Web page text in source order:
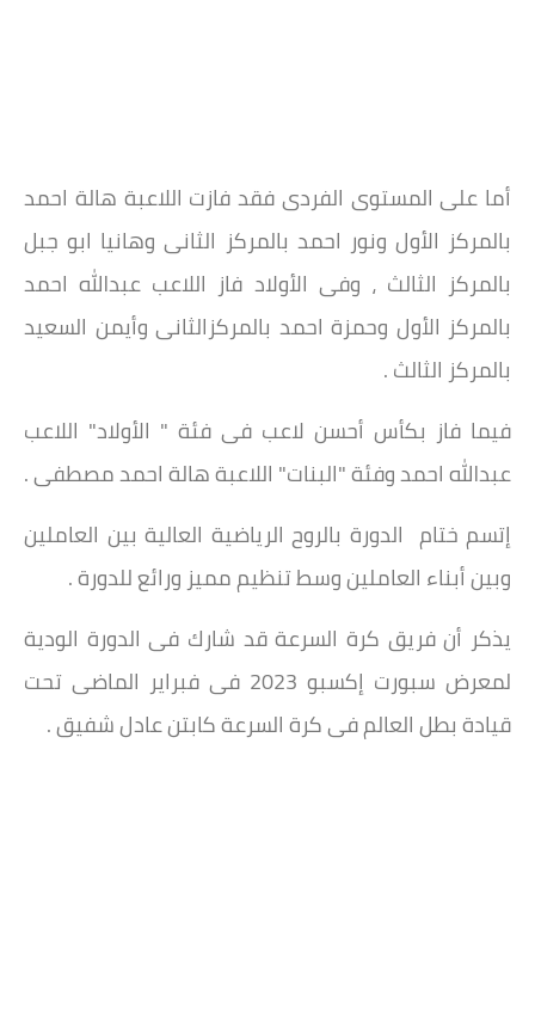
أما على المستوى الفردى فقد فازت اللاعبة هالة احمد
بالمركز الأول ونور احمد بالمركز الثانى وهانيا ابو جبل
بالمركز الثالث ، وفى الأولاد فاز اللاعب عبدالله احمد
بالمركز الأول وحمزة احمد بالمركزالثانى وأيمن السعيد
بالمركز الثالث .
فيما فاز بكأس أحسن لاعب فى فئة " الأولاد" اللاعب
عبدالله احمد وفئة "البنات" اللاعبة هالة احمد مصطفى .
إتسم ختام الدورة بالروح الرياضية العالية بين العاملين
وبين أبناء العاملين وسط تنظيم مميز ورائع للدورة .
يذكر أن فريق كرة السرعة قد شارك فى الدورة الودية
لمعرض سبورت إكسبو 2023 فى فبراير الماضى تحت
قيادة بطل العالم فى كرة السرعة كابتن عادل شفيق .